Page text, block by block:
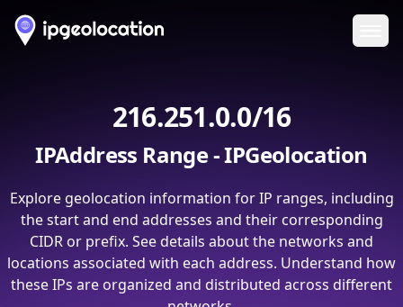
216.251.0.0/16
IPAddress Range - IPGeolocation
Explore geolocation information for IP ranges, including
the start and end addresses and their corresponding
CIDR or prefix. See details about the networks and
locations associated with each address. Understand how
these IPs are organized and distributed across different